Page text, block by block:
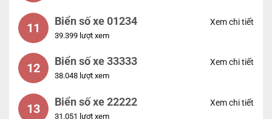
11 Biển số xe 01234
39.399 lượt xem
Xem chi tiết
12 Biển số xe 33333
38.048 lượt xem
Xem chi tiết
13 Biển số xe 22222
31.051 lượt xem
Xem chi tiết